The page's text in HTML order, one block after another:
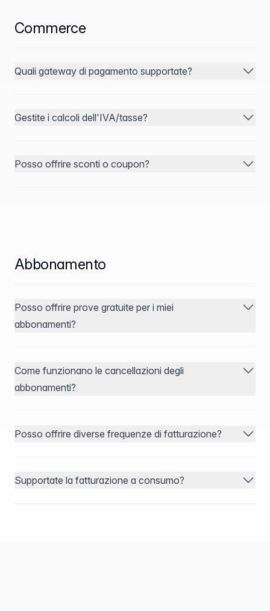
Commerce
Quali gateway di pagamento supportate?
Gestite i calcoli dell'IVA/tasse?
Posso offrire sconti o coupon?
Abbonamento
Posso offrire prove gratuite per i miei
abbonamenti?
Come funzionano le cancellazioni degli
abbonamenti?
Posso offrire diverse frequenze di fatturazione?
Supportate la fatturazione a consumo?